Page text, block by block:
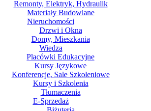
Remonty, Elektryk, Hydraulik
Materiały Budowlane
Nieruchomości
Drzwi i Okna
Domy, Mieszkania
Wiedza
Placówki Edukacyjne
Kursy Językowe
Konferencje, Sale Szkoleniowe
Kursy i Szkolenia
Tłumaczenia
E-Sprzedaż